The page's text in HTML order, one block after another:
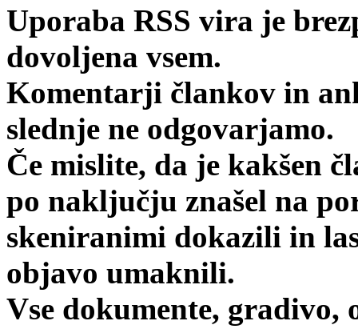
Uporaba RSS vira je
dovoljena vsem.
Komentarji člankov in
slednje ne odgovarjamo.
Če mislite, da je kakšen
po naključju znašel na
skeniranimi dokazili in
objavo umaknili.
Vse dokumente, gradivo,